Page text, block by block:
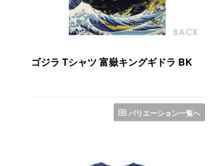
ゴジラ Tシャツ 富嶽キングギドラ BK
バリエーション一覧へ